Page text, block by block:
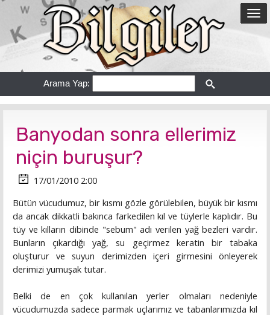
Arama Yap:
Banyodan sonra ellerimiz
niçin buruşur?
17/01/2010 2:00
Bütün vücudumuz, bir kısmı gözle görülebilen, büyük bir kısmı
da ancak dikkatli bakınca farkedilen kıl ve tüylerle kaplıdır. Bu
tüy ve kılların dibinde "sebum" adı verilen yağ bezleri vardır.
Bunların çıkardığı yağ, su geçirmez keratin bir tabaka
oluşturur ve suyun derimizden içeri girmesini önleyerek
derimizi yumuşak tutar.
Belki de en çok kullanılan yerler olmaları nedeniyle
vücudumuzda sadece parmak uçlarımız ve tabanlarımızda kıl